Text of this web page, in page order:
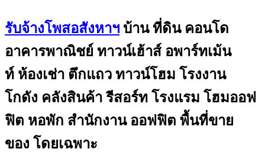
รับจ้างโพสอสังหาฯ บ้าน ที่ดิน คอนโด
อาคารพาณิชย์ ทาวน์เฮ้าส์ อพาร์ทเม้น
ท์ ห้องเช่า ตึกแถว ทาวน์โฮม โรงงาน
โกดัง คลังสินค้า รีสอร์ท โรงแรม โฮมออฟ
ฟิต หอพัก สำนักงาน ออฟฟิต พื้นที่ขาย
ของ โดยเฉพาะ